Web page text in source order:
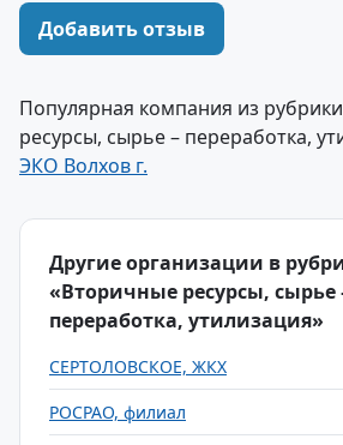
Добавить отзыв
Популярная компания из
ресурсы, сырье – переработка,
ЭКО Волхов г.
Другие организации в
«Вторичные ресурсы, сырье
переработка, утилизация»
СЕРТОЛОВСКОЕ, ЖКХ
РОСРАО, филиал